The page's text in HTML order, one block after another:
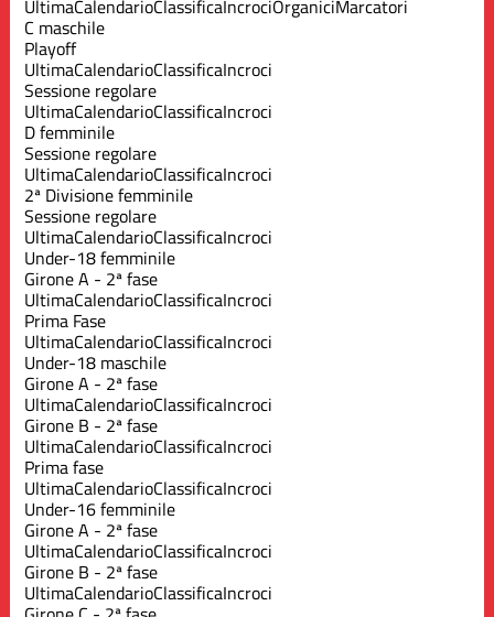
UltimaCalendarioClassificaIncrociOrganiciMarcatori
C maschile
Playoff
UltimaCalendarioClassificaIncroci
Sessione regolare
UltimaCalendarioClassificaIncroci
D femminile
Sessione regolare
UltimaCalendarioClassificaIncroci
2ª Divisione femminile
Sessione regolare
UltimaCalendarioClassificaIncroci
Under-18 femminile
Girone A - 2ª fase
UltimaCalendarioClassificaIncroci
Prima Fase
UltimaCalendarioClassificaIncroci
Under-18 maschile
Girone A - 2ª fase
UltimaCalendarioClassificaIncroci
Girone B - 2ª fase
UltimaCalendarioClassificaIncroci
Prima fase
UltimaCalendarioClassificaIncroci
Under-16 femminile
Girone A - 2ª fase
UltimaCalendarioClassificaIncroci
Girone B - 2ª fase
UltimaCalendarioClassificaIncroci